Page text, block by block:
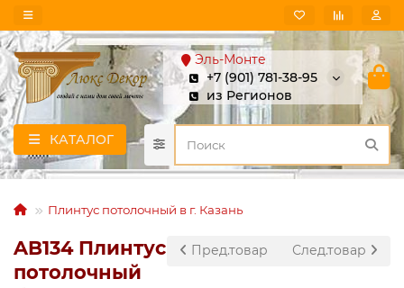
Эль-Монте
+7 (901) 781-38-95
из Регионов
КАТАЛОГ
Плинтус потолочный в г. Казань
Пред.товар След.товар
AB134 Плинтус
потолочный